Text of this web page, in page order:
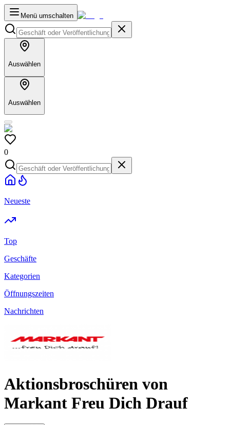
Menü umschalten
Auswählen
Auswählen
0
Neueste
Top
Geschäfte
Kategorien
Öffnungszeiten
Nachrichten
Aktionsbroschüren von
Markant Freu Dich Drauf